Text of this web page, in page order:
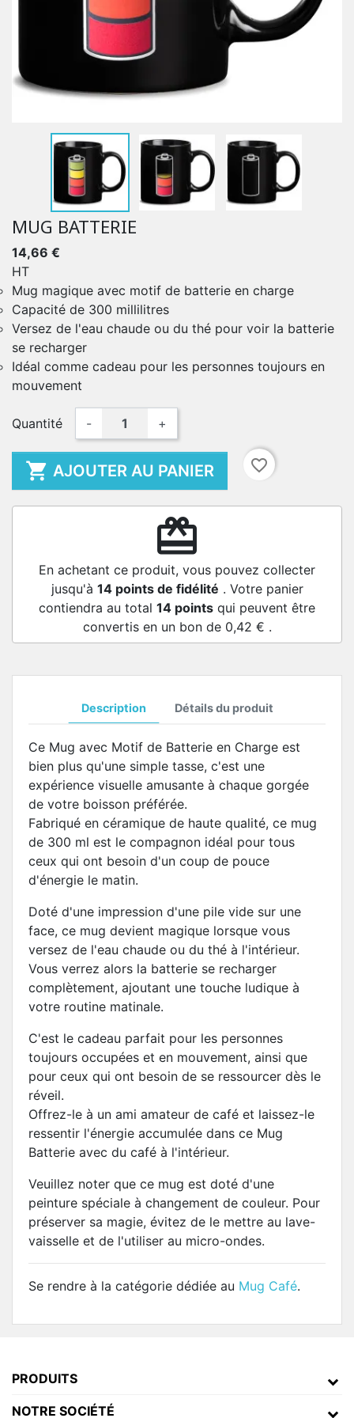
MUG BATTERIE
14,66 €
HT
Mug magique avec motif de batterie en charge
Capacité de 300 millilitres
Versez de l'eau chaude ou du thé pour voir la batterie
se recharger
Idéal comme cadeau pour les personnes toujours en
mouvement
Quantité - +
 AJOUTER AU PANIER favorite_border
redeem
En achetant ce produit, vous pouvez collecter
jusqu'à 14points de fidélité . Votre panier
contiendra au total 14 points qui peuvent être
convertis en un bon de 0,42 € .
Description Détails du produit
Ce Mug avec Motif de Batterie en Charge est
bien plus qu'une simple tasse, c'est une
expérience visuelle amusante à chaque gorgée
de votre boisson préférée.
Fabriqué en céramique de haute qualité, ce mug
de 300 ml est le compagnon idéal pour tous
ceux qui ont besoin d'un coup de pouce
d'énergie le matin.
Doté d'une impression d'une pile vide sur une
face, ce mug devient magique lorsque vous
versez de l'eau chaude ou du thé à l'intérieur.
Vous verrez alors la batterie se recharger
complètement, ajoutant une touche ludique à
votre routine matinale.
C'est le cadeau parfait pour les personnes
toujours occupées et en mouvement, ainsi que
pour ceux qui ont besoin de se ressourcer dès le
réveil.
Offrez-le à un ami amateur de café et laissez-le
ressentir l'énergie accumulée dans ce Mug
Batterie avec du café à l'intérieur.
Veuillez noter que ce mug est doté d'une
peinture spéciale à changement de couleur. Pour
préserver sa magie, évitez de le mettre au lave-
vaisselle et de l'utiliser au micro-ondes.
Se rendre à la catégorie dédiée au Mug Café.
PRODUITS
NOTRE SOCIÉTÉ